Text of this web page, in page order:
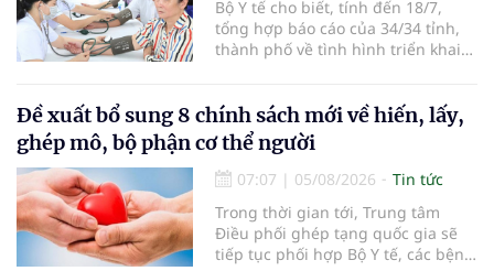
Bộ Y tế cho biết, tính đến 18/7,
tổng hợp báo cáo của 34/34 tỉnh,
thành phố về tình hình triển khai
nhận 32.286.360 người, chiếm gần
30% dân số cả nước đã được khám
sức khỏe định kỳ năm nay.
Đề xuất bổ sung 8 chính sách mới về hiến, lấy,
ghép mô, bộ phận cơ thể người
07:07 | 05/08/2026
Tin tức
Trong thời gian tới, Trung tâm
Điều phối ghép tạng quốc gia sẽ
tiếp tục phối hợp Bộ Y tế, các bệnh